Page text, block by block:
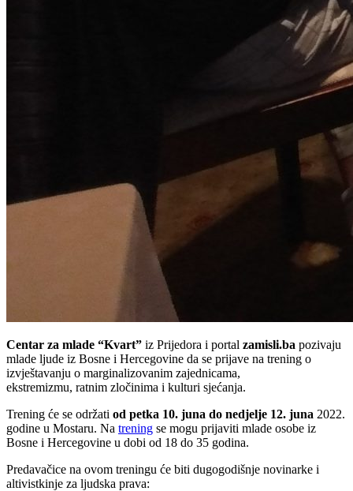
Centar za mlade “Kvart” iz Prijedora i portal zamisli.ba pozivaju
mlade ljude iz Bosne i Hercegovine da se prijave na trening o
izvještavanju o marginalizovanim zajednicama,
ekstremizmu, ratnim zločinima i kulturi sjećanja.
Trening će se održati od petka 10. juna do nedjelje 12. juna 2022.
godine u Mostaru. Na trening se mogu prijaviti mlade osobe iz
Bosne i Hercegovine u dobi od 18 do 35 godina.
Predavačice na ovom treningu će biti dugogodišnje novinarke i
altivistkinje za ljudska prava: